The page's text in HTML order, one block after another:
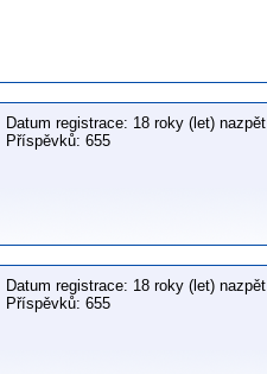
Datum registrace: 18 roky (let) nazpět
Příspěvků: 655
Datum registrace: 18 roky (let) nazpět
Příspěvků: 655